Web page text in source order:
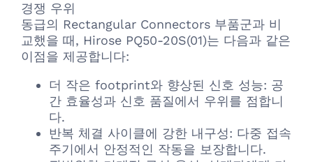
경쟁 우위
동급의 Rectangular Connectors 부품군과 비
교했을 때, Hirose PQ50-20S(01)는 다음과 같은
이점을 제공합니다:
더 작은 footprint와 향상된 신호 성능: 공
간 효율성과 신호 품질에서 우위를 점합니
다.
반복 체결 사이클에 강한 내구성: 다중 접속
주기에서 안정적인 작동을 보장합니다.